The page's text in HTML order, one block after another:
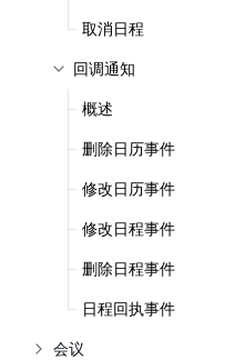
取消日程
回调通知
概述
删除日历事件
修改日历事件
修改日程事件
删除日程事件
日程回执事件
会议